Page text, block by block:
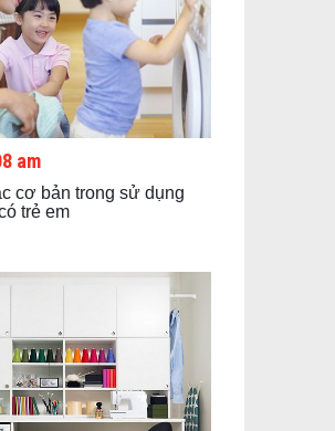
am
cơ bản trong sử dụng
trẻ em